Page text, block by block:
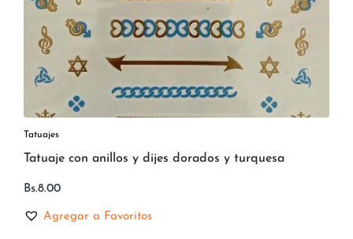
Tatuajes
Tatuaje con anillos y dijes dorados y turquesa
Bs.8.00
Agregar a Favoritos